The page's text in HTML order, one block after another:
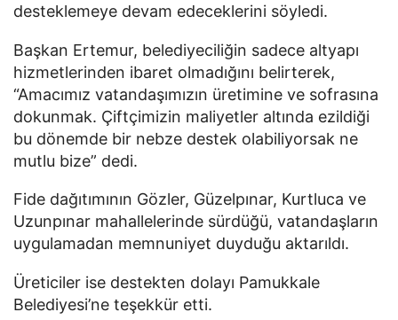
desteklemeye devam edeceklerini söyledi.
Başkan Ertemur, belediyeciliğin sadece altyapı
hizmetlerinden ibaret olmadığını belirterek,
“Amacımız vatandaşımızın üretimine ve sofrasına
dokunmak. Çiftçimizin maliyetler altında ezildiği
bu dönemde bir nebze destek olabiliyorsak ne
mutlu bize” dedi.
Fide dağıtımının Gözler, Güzelpınar, Kurtluca ve
Uzunpınar mahallelerinde sürdüğü, vatandaşların
uygulamadan memnuniyet duyduğu aktarıldı.
Üreticiler ise destekten dolayı Pamukkale
Belediyesi’ne teşekkür etti.